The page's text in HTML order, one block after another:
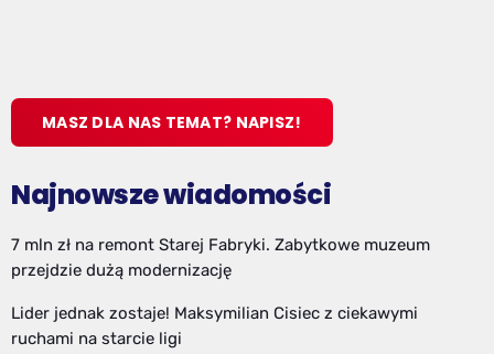
MASZ DLA NAS TEMAT? NAPISZ!
Najnowsze wiadomości
7 mln zł na remont Starej Fabryki. Zabytkowe muzeum
przejdzie dużą modernizację
Lider jednak zostaje! Maksymilian Cisiec z ciekawymi
ruchami na starcie ligi